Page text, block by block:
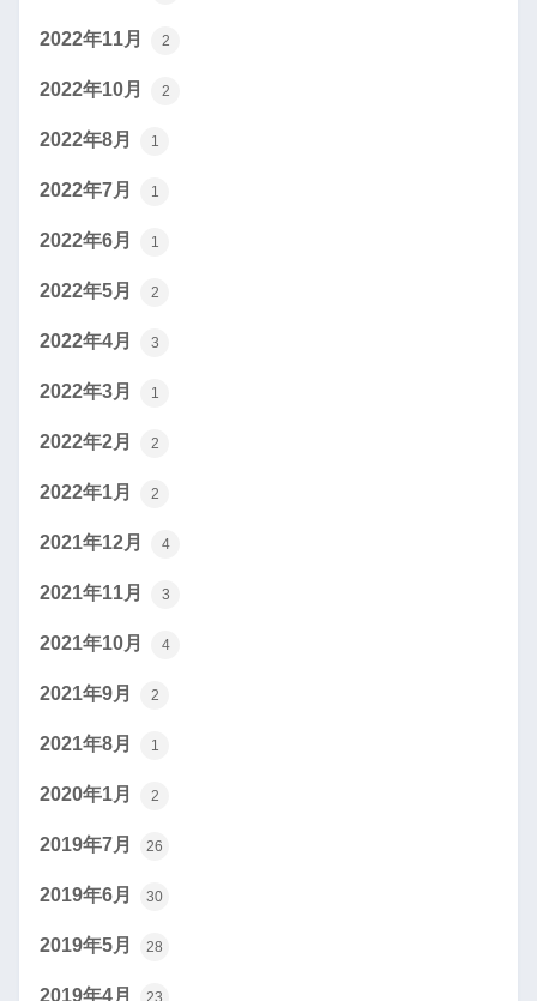
2022年11月 2
2022年10月 2
2022年8月 1
2022年7月 1
2022年6月 1
2022年5月 2
2022年4月 3
2022年3月 1
2022年2月 2
2022年1月 2
2021年12月 4
2021年11月 3
2021年10月 4
2021年9月 2
2021年8月 1
2020年1月 2
2019年7月 26
2019年6月 30
2019年5月 28
2019年4月 23